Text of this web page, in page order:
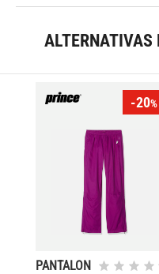
-20%
PANTALON